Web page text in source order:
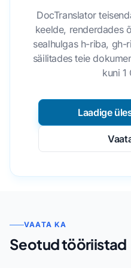
DocTranslator
keelde, renderdades
sealhulgas h-riba,
säilitades teie
kuni 1
Laadige
VAATA KA
Seotud tööriistad